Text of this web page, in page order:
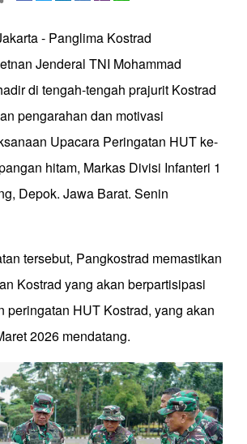
- Panglima Kostrad
Jenderal TNI Mohammad
di tengah-tengah prajurit Kostrad
pengarahan dan motivasi
Upacara Peringatan HUT ke-
hitam, Markas Divisi Infanteri 1
Depok. Jawa Barat. Senin
tersebut, Pangkostrad memastikan
Kostrad yang akan berpartisipasi
peringatan HUT Kostrad, yang akan
2026 mendatang.